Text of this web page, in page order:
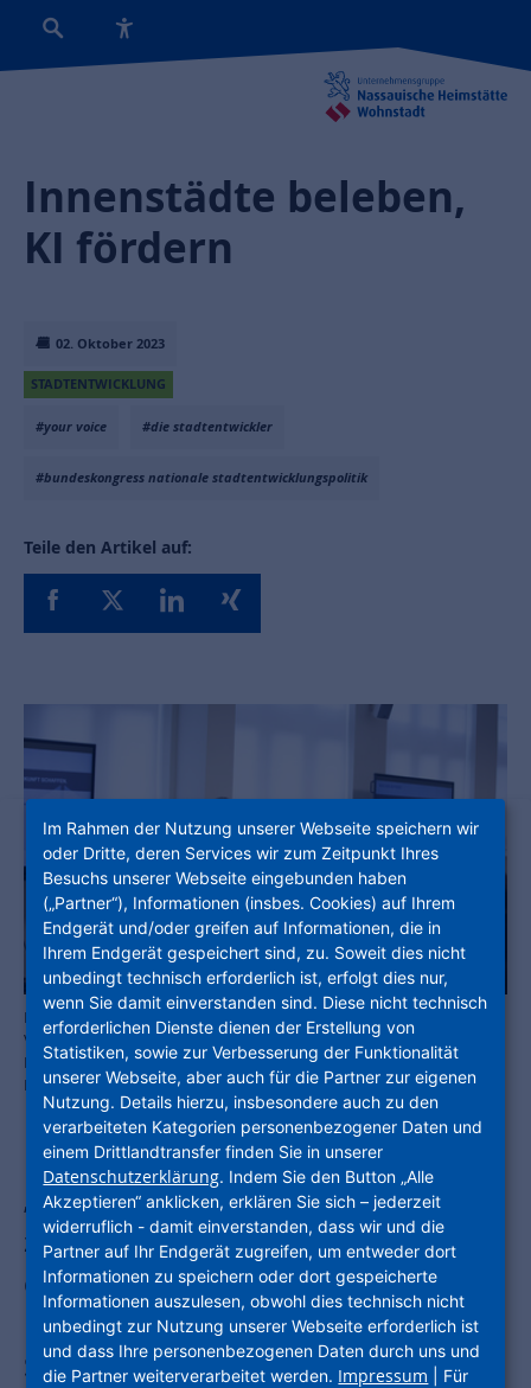
02. Oktober 2023
STADTENTWICKLUNG
#your voice #die stadtentwickler
#bundeskongress nationale stadtentwicklungspolitik
Teile den Artikel auf:
Innenstädte beleben,
KI fördern
Monika Fontaine-Kretschmer, NHW-Geschäftsführerin und
Vorstandsmitglied der STADTENTWICKLER, sprach beim
Bundeskongress Nationale Stadtentwicklungspolitik u.a. über die
Belebung der Innenstädte. Foto: BMWSB/Alem Kolbus
„Zukunftswerkstatt StadtLand – Wege
zu einem neuen Miteinander!“: Unter
diesem Titel stand der 16.
Bundeskongress Nationale
Stadtentwicklungspolitik. Das
Im Rahmen der Nutzung unserer Webseite speichern wir
oder Dritte, deren Services wir zum Zeitpunkt Ihres
Besuchs unserer Webseite eingebunden haben
(„Partner“), Informationen (insbes. Cookies) auf Ihrem
Endgerät und/oder greifen auf Informationen, die in
Ihrem Endgerät gespeichert sind, zu. Soweit dies nicht
unbedingt technisch erforderlich ist, erfolgt dies nur,
wenn Sie damit einverstanden sind. Diese nicht technisch
erforderlichen Dienste dienen der Erstellung von
Statistiken, sowie zur Verbesserung der Funktionalität
unserer Webseite, aber auch für die Partner zur eigenen
Nutzung. Details hierzu, insbesondere auch zu den
verarbeiteten Kategorien personenbezogener Daten und
einem Drittlandtransfer finden Sie in unserer
Datenschutzerklärung. Indem Sie den Button „Alle
Akzeptieren“ anklicken, erklären Sie sich – jederzeit
widerruflich - damit einverstanden, dass wir und die
Partner auf Ihr Endgerät zugreifen, um entweder dort
Informationen zu speichern oder dort gespeicherte
Informationen auszulesen, obwohl dies technisch nicht
unbedingt zur Nutzung unserer Webseite erforderlich ist
und dass Ihre personenbezogenen Daten durch uns und
die Partner weiterverarbeitet werden. Impressum | Für